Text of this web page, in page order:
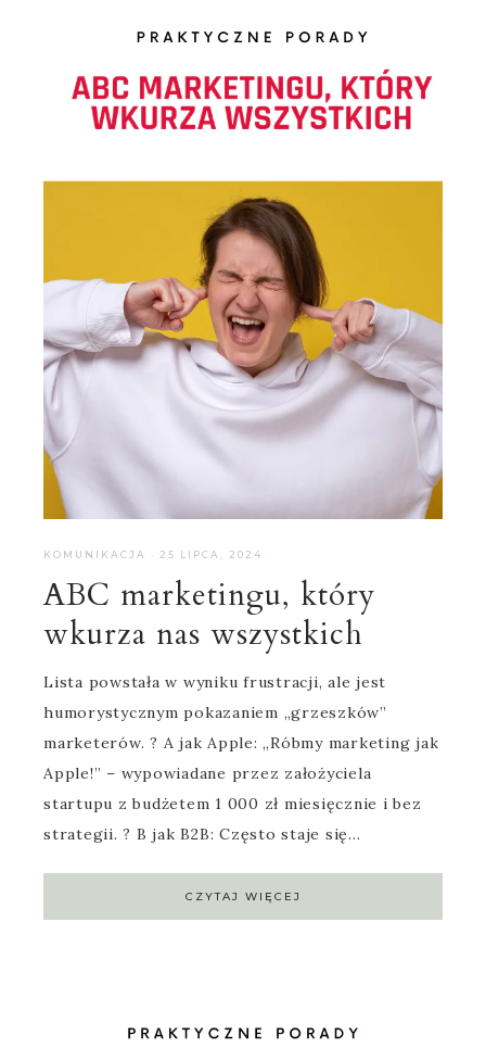
KOMUNIKACJA · 25 LIPCA, 2024
ABC marketingu, który
wkurza nas wszystkich
Lista powstała w wyniku frustracji, ale jest
humorystycznym pokazaniem „grzeszków”
marketerów. ? A jak Apple: „Róbmy marketing jak
Apple!” – wypowiadane przez założyciela
startupu z budżetem 1 000 zł miesięcznie i bez
strategii. ? B jak B2B: Często staje się…
CZYTAJ WIĘCEJ